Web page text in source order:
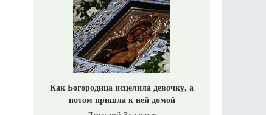
Как Богородица исцелила девочку, а
потом пришла к ней домой